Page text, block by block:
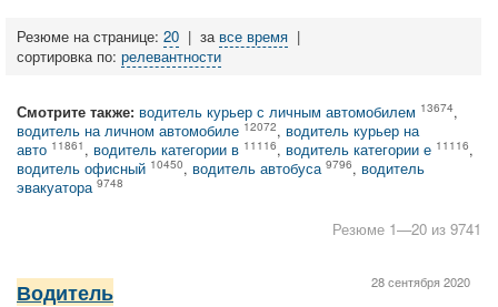
Резюме на странице: 20 | за все время |
сортировка по: релевантности
Смотрите также: водитель курьер с личным автомобилем 13674,
водитель на личном автомобиле 12072, водитель курьер на
авто 11861 , водитель категории в 11116, водитель категории е 11116,
водитель офисный 10450, водитель автобуса 9796, водитель
эвакуатора 9748
Резюме 1—20 из 9741
28 сентября 2020
Водитель